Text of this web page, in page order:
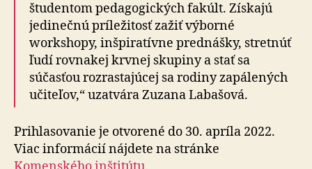
študentom pedagogických fakúlt. Získajú
jedinečnú príležitosť zažiť výborné
workshopy, inšpiratívne prednášky, stretnúť
ľudí rovnakej krvnej skupiny a stať sa
súčasťou rozrastajúcej sa rodiny zapálených
učiteľov,“ uzatvára Zuzana Labašová.
Prihlasovanie je otvorené do 30. apríla 2022.
Viac informácií nájdete na stránke